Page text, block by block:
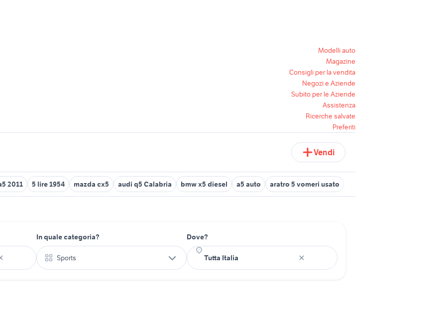
Modelli auto
Magazine
Consigli per la vendita
Negozi e Aziende
Subito per le Aziende
Assistenza
Ricerche salvate
Preferiti
Vendi
2011 5 lire 1954 mazda cx5 audi q5 Calabria bmw x5 diesel a5 auto aratro 5 vomeri usato
In quale categoria?
Sports
Dove?